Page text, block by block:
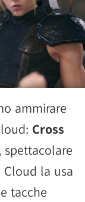
ammirare
Cross
spettacolare
la usa
tacche